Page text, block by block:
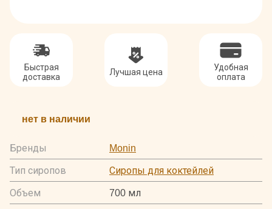
Быстрая
доставка
Лучшая цена
Удобная
оплата
нет в наличии
Бренды
Monin
Тип сиропов
Сиропы для коктейлей
Объем
700 мл